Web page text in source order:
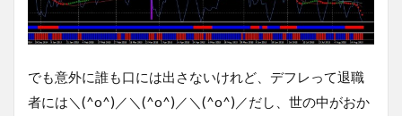
でも意外に誰も口には出さないけれど、デフレって退職
者には＼(^o^)／＼(^o^)／＼(^o^)／だし、世の中がおか